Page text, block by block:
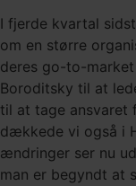
I fjerde kvartal
om en større
deres go-to-
Boroditsky til at
til at tage ansvaret
dækkede vi også i
ændringer ser nu
man er begyndt at